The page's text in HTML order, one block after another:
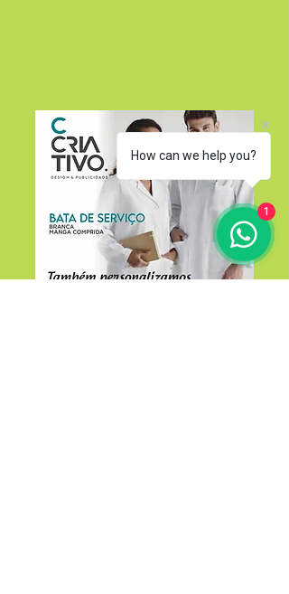
How can we help you?
1